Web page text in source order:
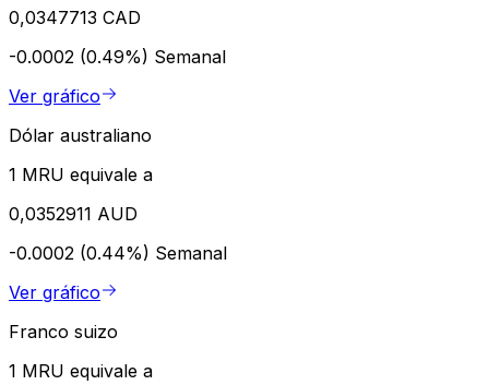
0,0347713 CAD
-0.0002 (0.49%) Semanal
Ver gráfico
Dólar australiano
1 MRU equivale a
0,0352911 AUD
-0.0002 (0.44%) Semanal
Ver gráfico
Franco suizo
1 MRU equivale a